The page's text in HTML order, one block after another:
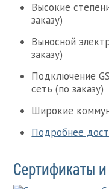
Высокие
заказу)
Выносной
заказу)
Подключение
сеть (по заказу)
Широкие
Подробнее
Сертификаты